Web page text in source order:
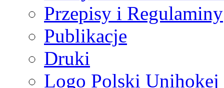
Przepisy i Regulaminy
Publikacje
Druki
Logo Polski Unihokej